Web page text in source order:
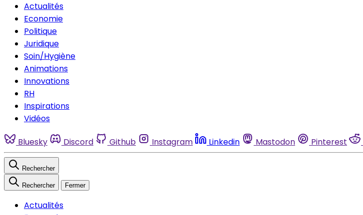
Actualités
Economie
Politique
Juridique
Soin/Hygiène
Animations
Innovations
RH
Inspirations
Vidéos
Bluesky Discord Github Instagram Linkedin Mastodon Pinterest
Rechercher
Rechercher Fermer
Actualités